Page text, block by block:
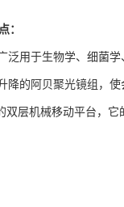
：
用于生物学、细菌学
的阿贝聚光镜组，使
双层机械移动平台，